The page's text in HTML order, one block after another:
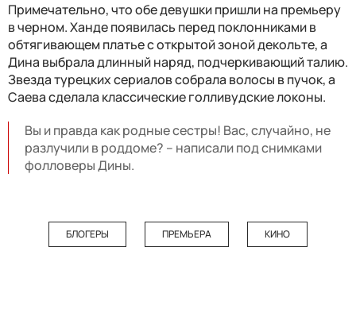
Примечательно, что обе девушки пришли на премьеру
в черном. Ханде появилась перед поклонниками в
обтягивающем платье с открытой зоной декольте, а
Дина выбрала длинный наряд, подчеркивающий талию.
Звезда турецких сериалов собрала волосы в пучок, а
Саева сделала классические голливудские локоны.
Вы и правда как родные сестры! Вас, случайно, не
разлучили в роддоме? – написали под снимками
фолловеры Дины.
БЛОГЕРЫ ПРЕМЬЕРА КИНО